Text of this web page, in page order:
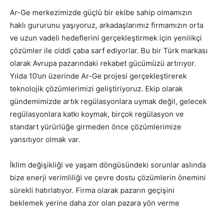
Ar-Ge merkezimizde güçlü bir ekibe sahip olmamızın
haklı gururunu yaşıyoruz, arkadaşlarımız firmamızın orta
ve uzun vadeli hedeflerini gerçekleştirmek için yenilikçi
çözümler ile ciddi çaba sarf ediyorlar. Bu bir Türk markası
olarak Avrupa pazarındaki rekabet gücümüzü artırıyor.
Yılda 10’un üzerinde Ar-Ge projesi gerçekleştirerek
teknolojik çözümlerimizi geliştiriyoruz. Ekip olarak
gündemimizde artık regülasyonlara uymak değil, gelecek
regülasyonlara katkı koymak, birçok regülasyon ve
standart yürürlüğe girmeden önce çözümlerimize
yansıtıyor olmak var.
İklim değişikliği ve yaşam döngüsündeki sorunlar aslında
bize enerji verimliliği ve çevre dostu çözümlerin önemini
sürekli hatırlatıyor. Firma olarak pazarın geçişini
beklemek yerine daha zor olan pazara yön verme